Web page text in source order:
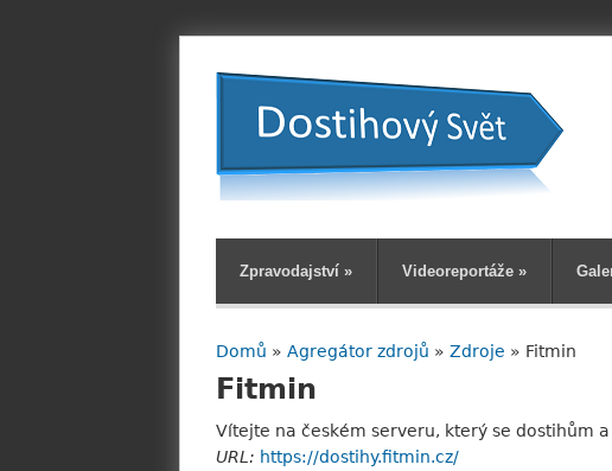
Zpravodajství » Videoreportáže »
Jste zde
Domů » Agregátor zdrojů » Zdroje » Fitmin
Fitmin
Vítejte na českém serveru, který se dostihům
URL: https://dostihy.fitmin.cz/